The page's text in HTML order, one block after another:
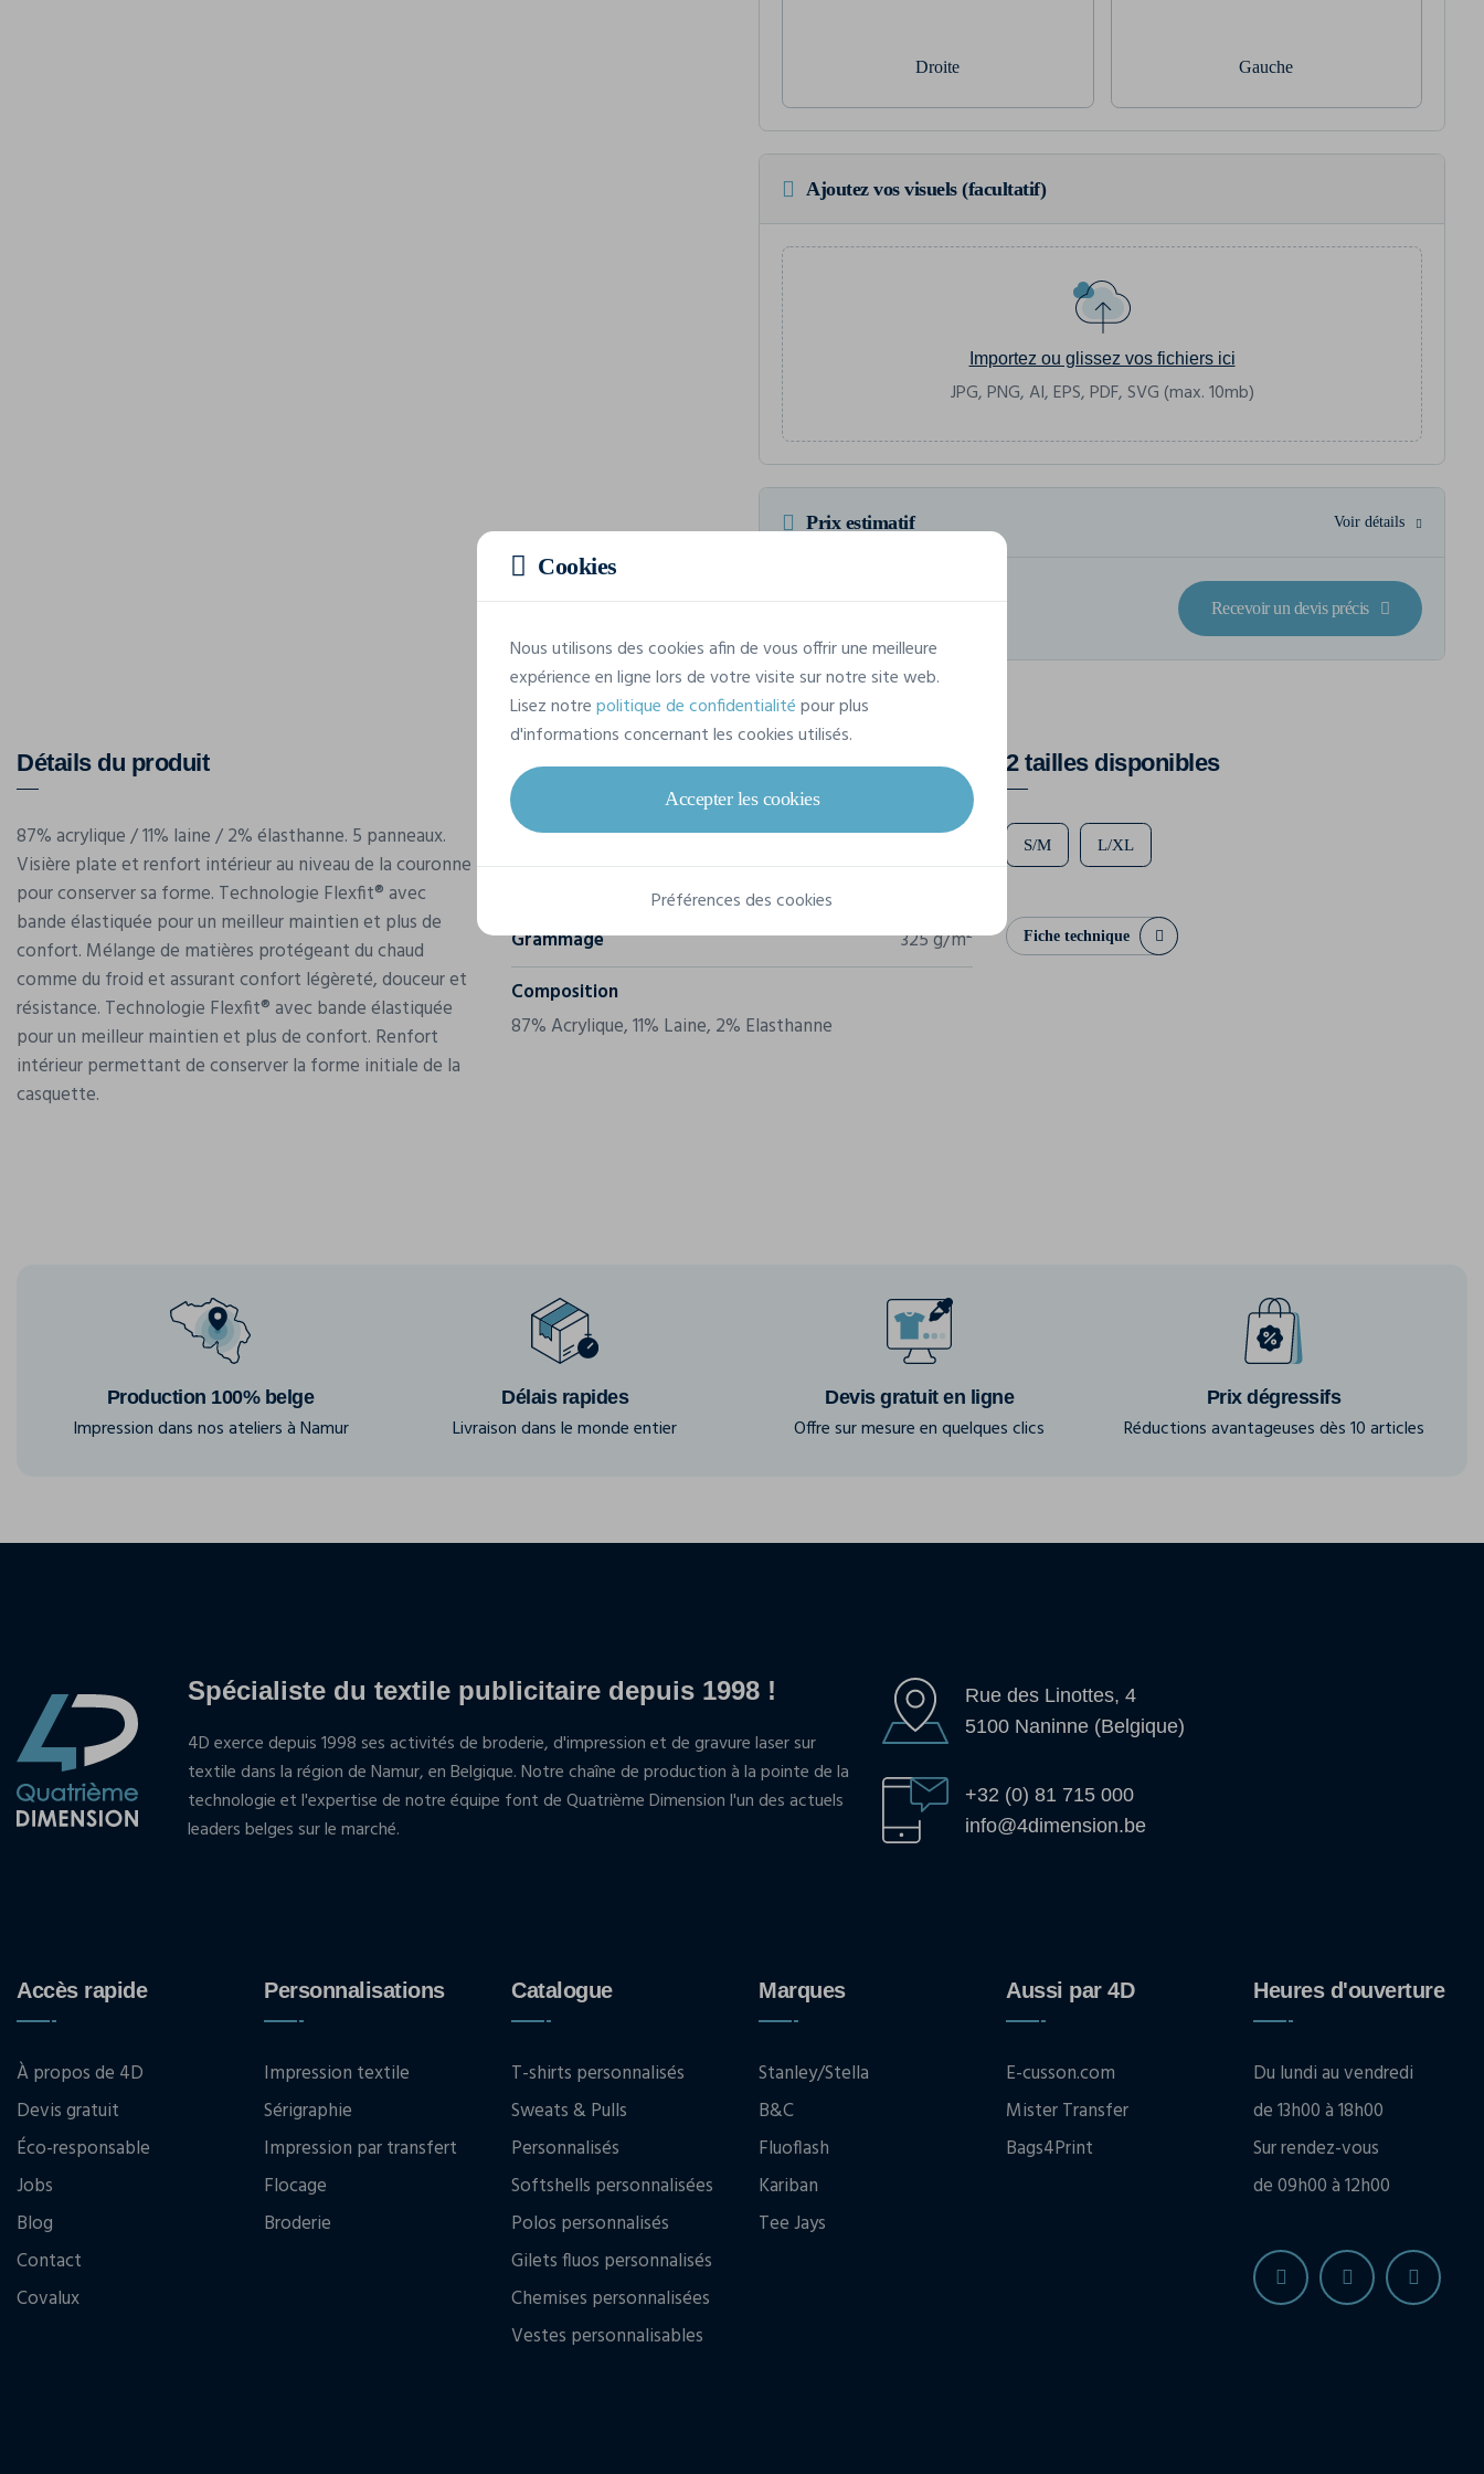
Droite Gauche
Ajoutez vos visuels (facultatif)
Importez ou glissez vos fichiers ici
JPG, PNG, AI, EPS, PDF, SVG (max. 10mb)
Prix estimatif Voir détails
Recevoir un devis précis
Détails du produit
87% acrylique / 11% laine / 2% élasthanne. 5 panneaux.
Visière plate et renfort intérieur au niveau de la couronne
pour conserver sa forme. Technologie Flexfit® avec
bande élastiquée pour un meilleur maintien et plus de
confort. Mélange de matières protégeant du chaud
comme du froid et assurant confort légèreté, douceur et
résistance. Technologie Flexfit® avec bande élastiquée
pour un meilleur maintien et plus de confort. Renfort
intérieur permettant de conserver la forme initiale de la
casquette.
Caractéristiques
Marque
K-Up
Grammage
325 g/m²
Composition
87% Acrylique, 11% Laine, 2% Elasthanne
2 tailles disponibles
S/M L/XL
Fiche technique
Production 100% belge
Impression dans nos ateliers à Namur
Délais rapides
Livraison dans le monde entier
Devis gratuit en ligne
Offre sur mesure en quelques clics
Prix dégressifs
Réductions avantageuses dès 10 articles
Spécialiste du textile publicitaire depuis 1998 !
4D exerce depuis 1998 ses activités de broderie, d'impression et de gravure laser sur
textile dans la région de Namur, en Belgique. Notre chaîne de production à la pointe de la
technologie et l'expertise de notre équipe font de Quatrième Dimension l'un des actuels
leaders belges sur le marché.
Rue des Linottes, 4
5100 Naninne (Belgique)
+32 (0) 81 715 000
info@4dimension.be
Accès rapide
À propos de 4D
Devis gratuit
Éco-responsable
Jobs
Blog
Contact
Covalux
Personnalisations
Impression textile
Sérigraphie
Impression par transfert
Flocage
Broderie
Catalogue
T-shirts personnalisés
Sweats & Pulls
Personnalisés
Softshells personnalisées
Polos personnalisés
Gilets fluos personnalisés
Chemises personnalisées
Vestes personnalisables
Marques
Stanley/Stella
B&C
Fluoflash
Kariban
Tee Jays
Aussi par 4D
E-cusson.com
Mister Transfer
Bags4Print
Heures d'ouverture
Du lundi au vendredi
de 13h00 à 18h00
Sur rendez-vous
de 09h00 à 12h00
Cookies
Nous utilisons des cookies afin de vous offrir une meilleure
expérience en ligne lors de votre visite sur notre site web.
Lisez notrepolitique de confidentialitépour plus
d'informations concernant les cookies utilisés.
Accepter les cookies
Préférences des cookies